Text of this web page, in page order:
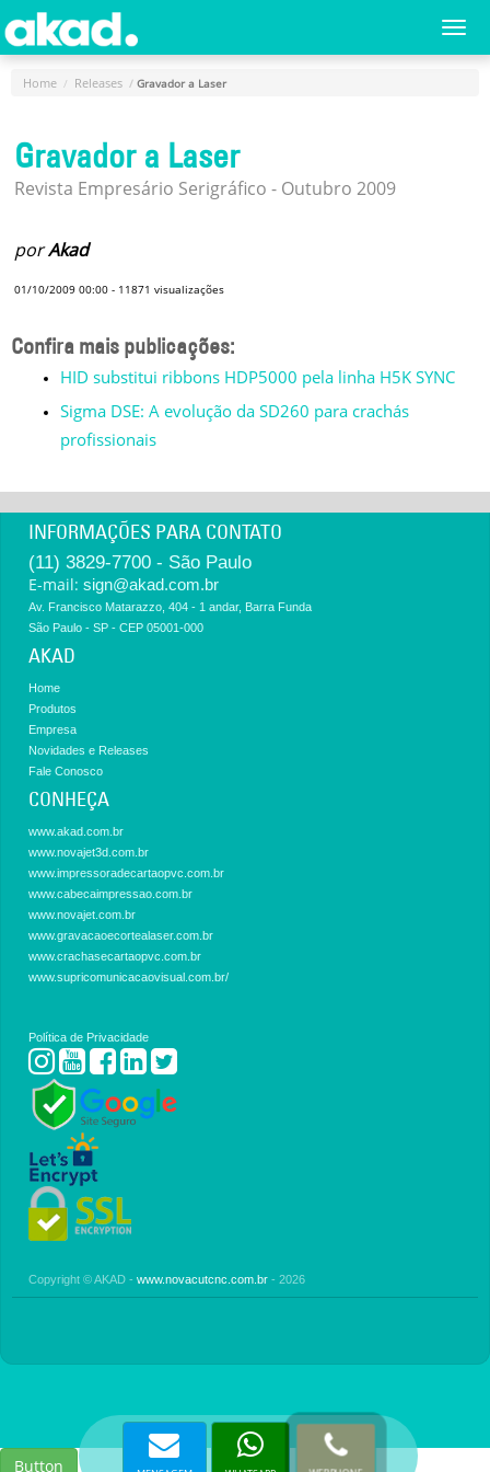
Menu
Principal
A
Empresa
Novidades
e
Login
Cadastro
Fale
Home Releases Gravador a Laser
Gravador a Laser
Revista Empresário Serigráfico - Outubro 2009
porAkad
01/10/2009 00:00 - 11871 visualizações
Confira mais publicações:
HID substitui ribbons HDP5000 pela linha H5K SYNC
Sigma DSE: A evolução da SD260 para crachás
profissionais
INFORMAÇÕES PARA CONTATO
(11) 3829-7700 - São Paulo
E-mail: sign@akad.com.br
Av. Francisco Matarazzo, 404 - 1 andar, Barra Funda
São Paulo - SP - CEP 05001-000
AKAD
Home
Produtos
Empresa
Novidades e Releases
Fale Conosco
CONHEÇA
www.akad.com.br
www.novajet3d.com.br
www.impressoradecartaopvc.com.br
www.cabecaimpressao.com.br
www.novajet.com.br
www.gravacaoecortealaser.com.br
www.crachasecartaopvc.com.br
www.supricomunicacaovisual.com.br/
Política de Privacidade
Copyright © AKAD - www.novacutcnc.com.br - 2026
Button